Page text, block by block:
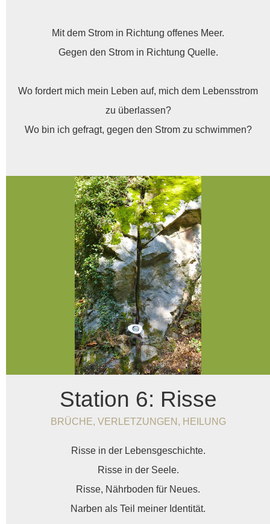
Mit dem Strom in Richtung offenes Meer.
Gegen den Strom in Richtung Quelle.
Wo fordert mich mein Leben auf, mich dem Lebensstrom
zu überlassen?
Wo bin ich gefragt, gegen den Strom zu schwimmen?
Station 6: Risse
BRÜCHE, VERLETZUNGEN, HEILUNG
Risse in der Lebensgeschichte.
Risse in der Seele.
Risse, Nährboden für Neues.
Narben als Teil meiner Identität.